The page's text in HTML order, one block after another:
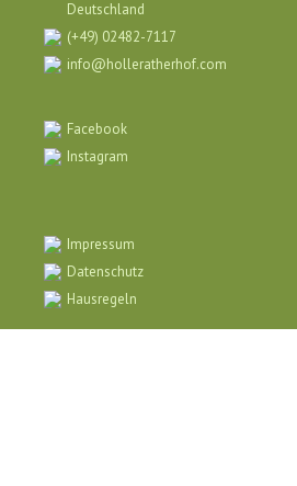
Deutschland
(+49) 02482-7117
info@holleratherhof.com
Facebook
Instagram
Impressum
Datenschutz
Hausregeln